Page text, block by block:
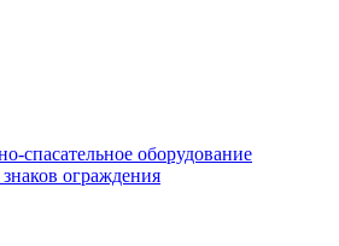
спасательное оборудование
ограждения